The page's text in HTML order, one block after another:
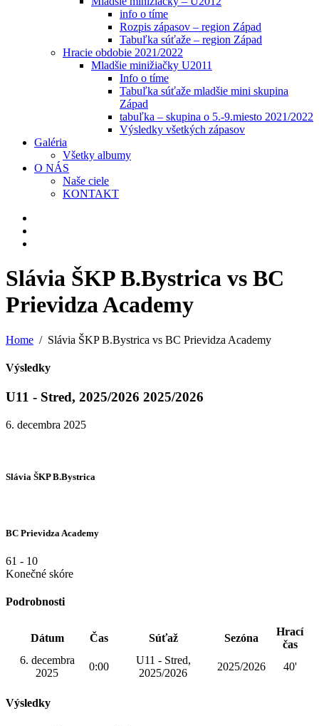
info o tíme
Rozpis zápasov – region Západ
Tabuľka súťaže – region Západ
Hracie obdobie 2021/2022
Mladšie minižiačky U2011
Info o tíme
Tabuľka súťaže mladšie mini skupina
Západ
tabuľka – skupina o 5.-9.miesto 2021/2022
Výsledky všetkých zápasov
Galéria
Všetky albumy
O NÁS
Naše ciele
KONTAKT
Slávia ŠKP B.Bystrica vs BC
Prievidza Academy
Home Slávia ŠKP B.Bystrica vs BC Prievidza Academy
Výsledky
U11 - Stred, 2025/2026 2025/2026
6. decembra 2025
Slávia ŠKP B.Bystrica
BC Prievidza Academy
61 - 10
Konečné skóre
Podrobnosti
Dátum Čas Súťaž Sezóna
Hrací
čas
6. decembra
2025
0:00
U11 - Stred,
2025/2026
2025/2026 40'
Výsledky